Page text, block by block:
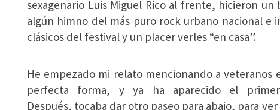
sexagenario Luis Miguel Rico al frente, hicieron
algún himno del más puro rock urbano nacional e
clásicos del festival y un placer verles “en casa”.
He empezado mi relato mencionando a veteranos
perfecta forma, y ya ha aparecido el
Después, tocaba dar otro paseo para abajo, para ver